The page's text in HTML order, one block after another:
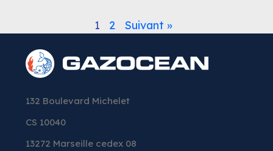
1 2 Suivant »
132 Boulevard Michelet
CS 10040
13272 Marseille cedex 08